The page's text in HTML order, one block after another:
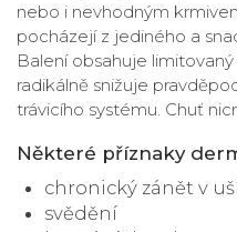
nebo i nevhodným
pocházejí z jediného a
Balení obsahuje
radikálně snižuje
trávicího systému. Chuť
Některé příznaky
chronický zánět v
svědění